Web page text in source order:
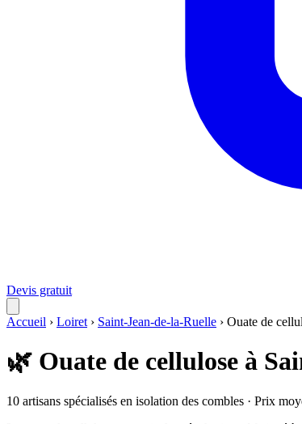
Devis gratuit
Accueil › Loiret › Saint-Jean-de-la-Ruelle › Ouate de
🌿 Ouate de cellulose à
10 artisans spécialisés en isolation des combles · Prix